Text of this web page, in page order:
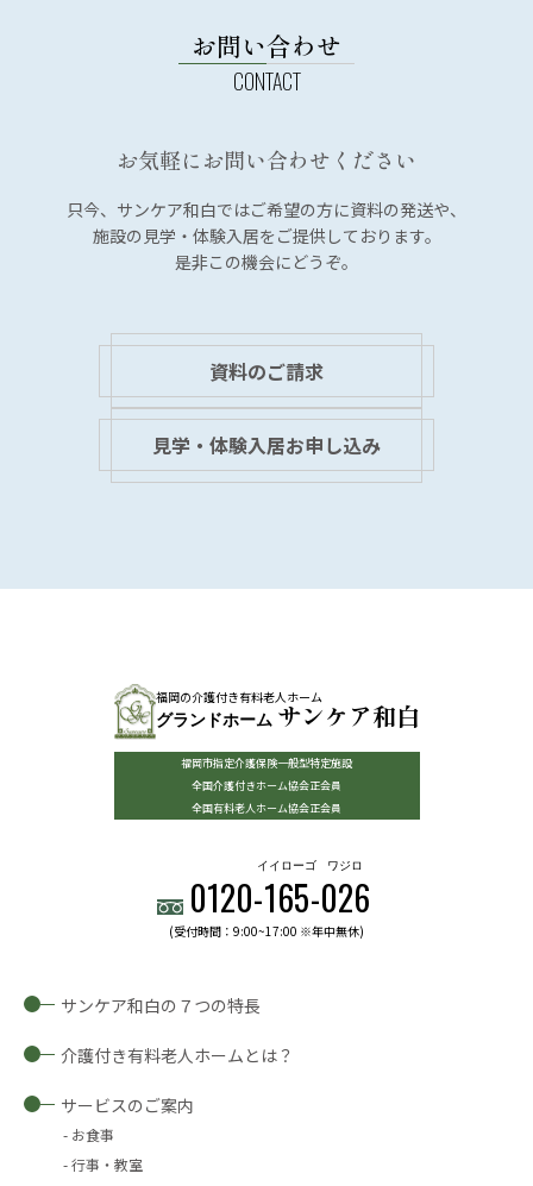
お問い合わせ
お気軽にお問い合わせください
只今、サンケア和白ではご希望の方に資料の発送や、
施設の見学・体験入居をご提供しております。
是非この機会にどうぞ。
資料のご請求
見学・体験入居お申し込み
福岡の介護付き有料老人ホーム
グランドホーム サンケア和白
福岡市指定介護保険一般型特定施設
全国介護付きホーム協会正会員
全国有料老人ホーム協会正会員
0120-165
イイローゴ
-026
ワジロ
(受付時間：9:00~17:00 ※年中無休)
サンケア和白の７つの特長
介護付き有料老人ホームとは？
サービスのご案内
お食事
行事・教室